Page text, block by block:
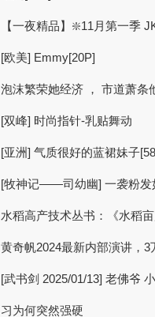
【一夜精品】❇️11月第一季
[欧美] Emmy[20P]
泡沫繁荣她经济 ， 市道萧条
[双峰] 时尚指针-乳贴舞动
[亚洲] 气质很好的蓝裙妹子
[牧神记——司幼幽] 一袭粉发
水稻高产技术丛书：《水稻
黄奇帆2024最新内部演讲，
[武书剑 2025/01/13] 老佛爷
习为何突然强硬